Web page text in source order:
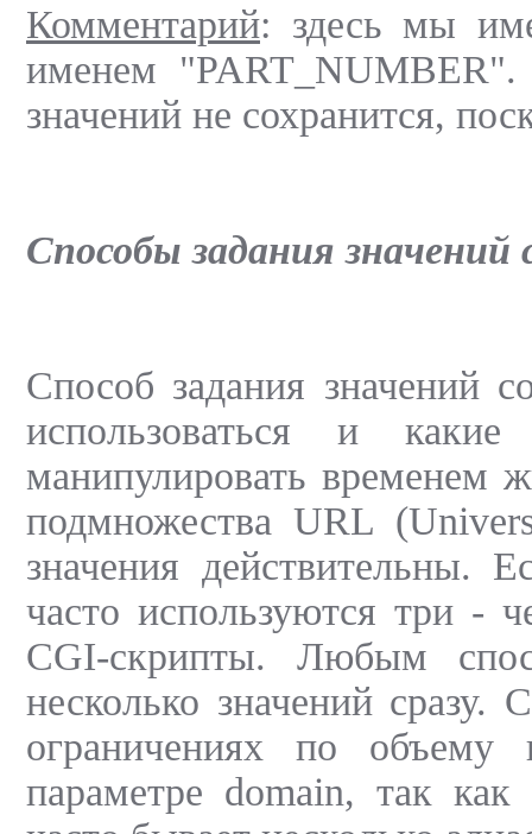
Комментарий: здесь мы
именем
значений не сохранится,
Способы задания значений
Способ задания значений
использоваться и
манипулировать временем
подмножества URL
значения действительны.
часто используются три -
CGI-скрипты. Любым
несколько значений сразу.
ограничениях по
параметре domain, так